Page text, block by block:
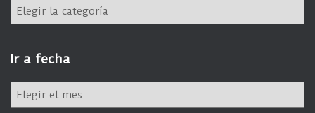
e
g
o
Ir a fecha